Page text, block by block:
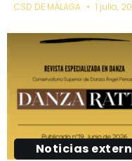
CSD DE MÁLAGA 1 julio,
Noticias